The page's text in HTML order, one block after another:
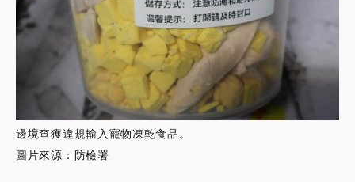
邊境查獲違規輸入寵物凍乾食品。
圖片來源：防檢署